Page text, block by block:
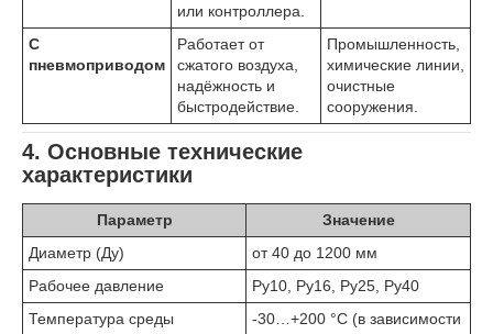
или контроллера.
С
пневмоприводом
Работает от
сжатого воздуха,
надёжность и
быстродействие.
Промышленность,
химические линии,
очистные
сооружения.
4. Основные технические
характеристики
Параметр
Значение
Диаметр (Ду)
от 40 до 1200 мм
Рабочее давление
Ру10, Ру16, Ру25, Ру40
Температура среды
-30…+200 °C (в зависимости